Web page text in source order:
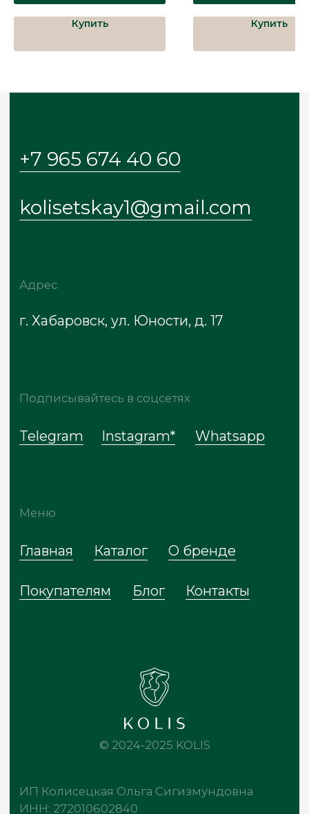
Купить Купить
Сайт разработан
* Meta признана экстремистской
О бренде
Каталог
Главная
ОГРН: 322272400023860